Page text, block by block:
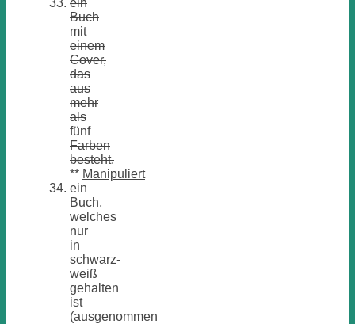
Buch
mit
einem
Cover,
das
aus
mehr
als
fünf
Farben
besteht.
** Manipuliert
ein
Buch,
welches
nur
in
schwarz-
weiß
gehalten
ist
(ausgenommen